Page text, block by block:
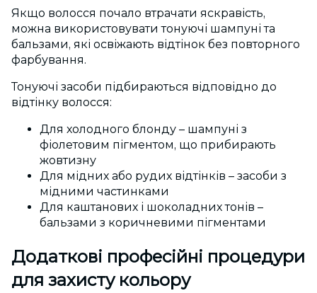
Якщо волосся почало втрачати яскравість,
можна використовувати тонуючі шампуні та
бальзами, які освіжають відтінок без повторного
фарбування.
Тонуючі засоби підбираються відповідно до
відтінку волосся:
Для холодного блонду – шампуні з
фіолетовим пігментом, що прибирають
жовтизну
Для мідних або рудих відтінків – засоби з
мідними частинками
Для каштанових і шоколадних тонів –
бальзами з коричневими пігментами
Додаткові професійні процедури
для захисту кольору